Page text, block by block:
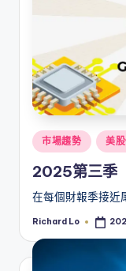
Posted
in
市場趨勢 美
2025第三季
在每個財報季接近
Posted
Richard Lo